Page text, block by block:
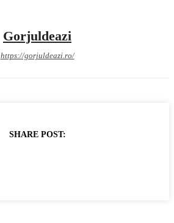
Gorjuldeazi
https://gorjuldeazi.ro/
SHARE POST: